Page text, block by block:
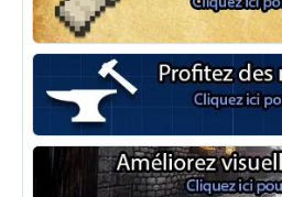
Minecraft Fabric
Minecraft Forge